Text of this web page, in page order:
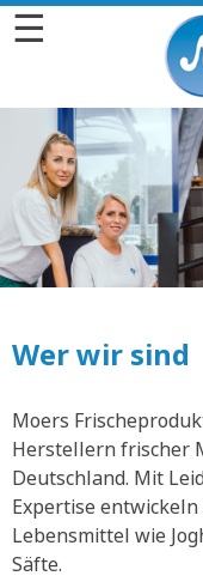
☰
Wer wir sind
Moers
Herstellern frischer
Deutschland. Mit
Expertise
Lebensmittel wie
Säfte.